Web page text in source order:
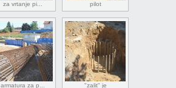
za vrtanje pi... pilot
armatura za p... "zalit" je